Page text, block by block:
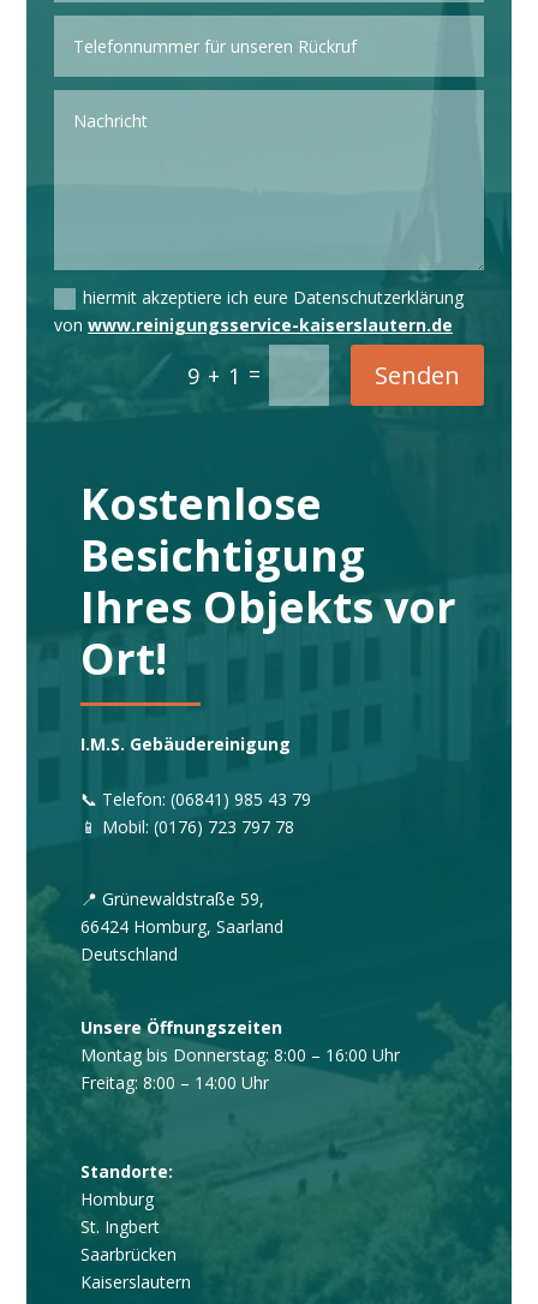
hiermit akzeptiere ich eure Datenschutzerklärung
vonwww.reinigungsservice-kaiserslautern.de
9 + 1 = Senden
Kostenlose
Besichtigung
Ihres Objekts vor
Ort!
I.M.S. Gebäudereinigung
📞 Telefon: (06841) 985 43 79
📱 Mobil: (0176) 723 797 78
📍 Grünewaldstraße 59,
66424 Homburg,Saarland
Deutschland
Unsere Öffnungszeiten
Montag bis Donnerstag: 8:00 – 16:00 Uhr
Freitag: 8:00 – 14:00 Uhr
Standorte:
Homburg
St. Ingbert
Saarbrücken
Kaiserslautern